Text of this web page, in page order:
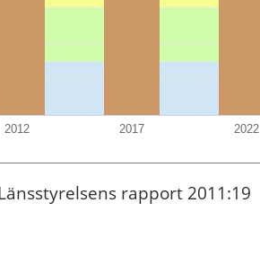
2012 2017 2022
rapport 2011:19